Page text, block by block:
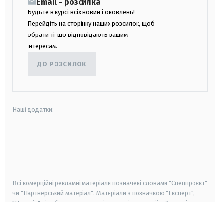
Email - розсилка
Будьте в курсі всіх новин і оновлень!
Перейдіть на сторінку наших розсилок, щоб
обрати ті, що відповідають вашим
інтересам.
ДО РОЗСИЛОК
Наші додатки:
Всі комерційні рекламні матеріали позначені словами "Спецпроєкт"
чи "Партнерський матеріал". Матеріали з позначкою "Експерт",